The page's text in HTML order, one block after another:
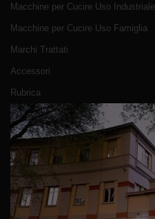
Macchine per Cucire Uso Industriale
Macchine per Cucire Uso Famiglia
Marchi Trattati
Accessori
Rubrica